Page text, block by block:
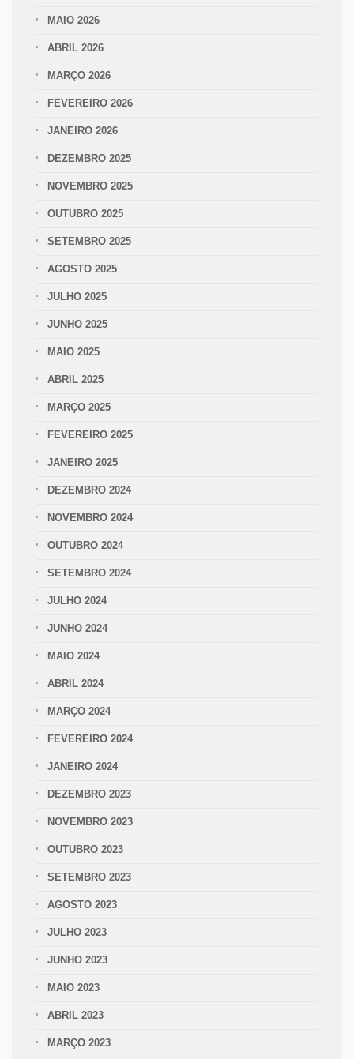
MAIO 2026
ABRIL 2026
MARÇO 2026
FEVEREIRO 2026
JANEIRO 2026
DEZEMBRO 2025
NOVEMBRO 2025
OUTUBRO 2025
SETEMBRO 2025
AGOSTO 2025
JULHO 2025
JUNHO 2025
MAIO 2025
ABRIL 2025
MARÇO 2025
FEVEREIRO 2025
JANEIRO 2025
DEZEMBRO 2024
NOVEMBRO 2024
OUTUBRO 2024
SETEMBRO 2024
JULHO 2024
JUNHO 2024
MAIO 2024
ABRIL 2024
MARÇO 2024
FEVEREIRO 2024
JANEIRO 2024
DEZEMBRO 2023
NOVEMBRO 2023
OUTUBRO 2023
SETEMBRO 2023
AGOSTO 2023
JULHO 2023
JUNHO 2023
MAIO 2023
ABRIL 2023
MARÇO 2023